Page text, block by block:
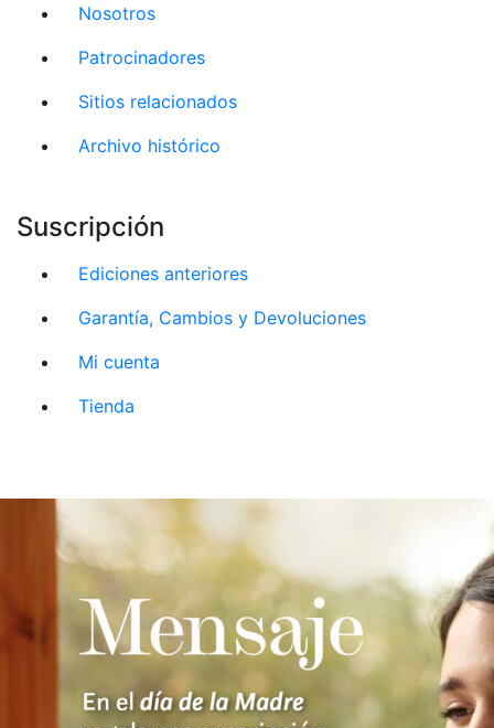
Nosotros
Patrocinadores
Sitios relacionados
Archivo histórico
Suscripción
Ediciones anteriores
Garantía, Cambios y Devoluciones
Mi cuenta
Tienda